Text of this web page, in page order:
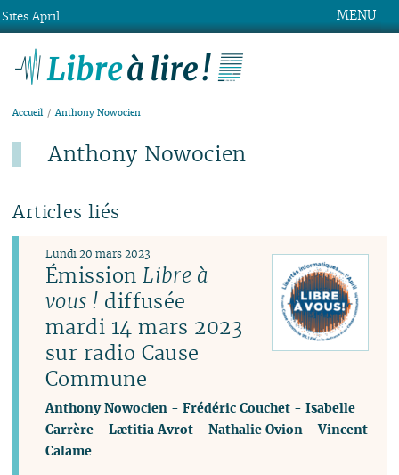
MENU
Accueil Anthony Nowocien
Anthony Nowocien
Articles liés
ÉmissionLibre à
vous ! diffusée
mardi 14 mars 2023
sur radio Cause
Commune
Lundi 20 mars 2023
Anthony Nowocien -Frédéric Couchet -Isabelle
Carrère -Lætitia Avrot -Nathalie Ovion -Vincent
Calame
Sites April ...